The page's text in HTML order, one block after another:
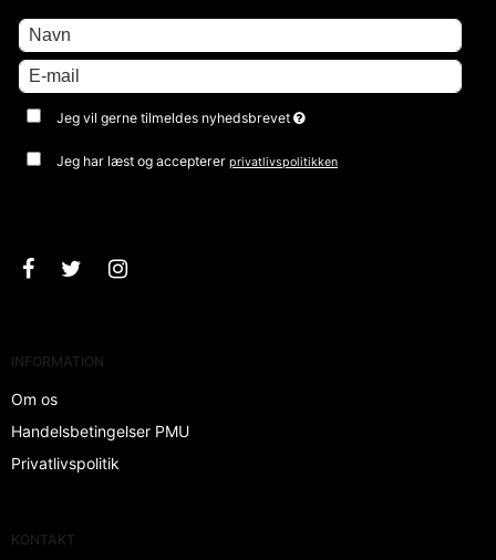
Jeg vil gerne tilmeldes nyhedsbrevet
Jeg har læst og acceptererprivatlivspolitikken
INFORMATION
Om os
Handelsbetingelser PMU
Privatlivspolitik
KONTAKT